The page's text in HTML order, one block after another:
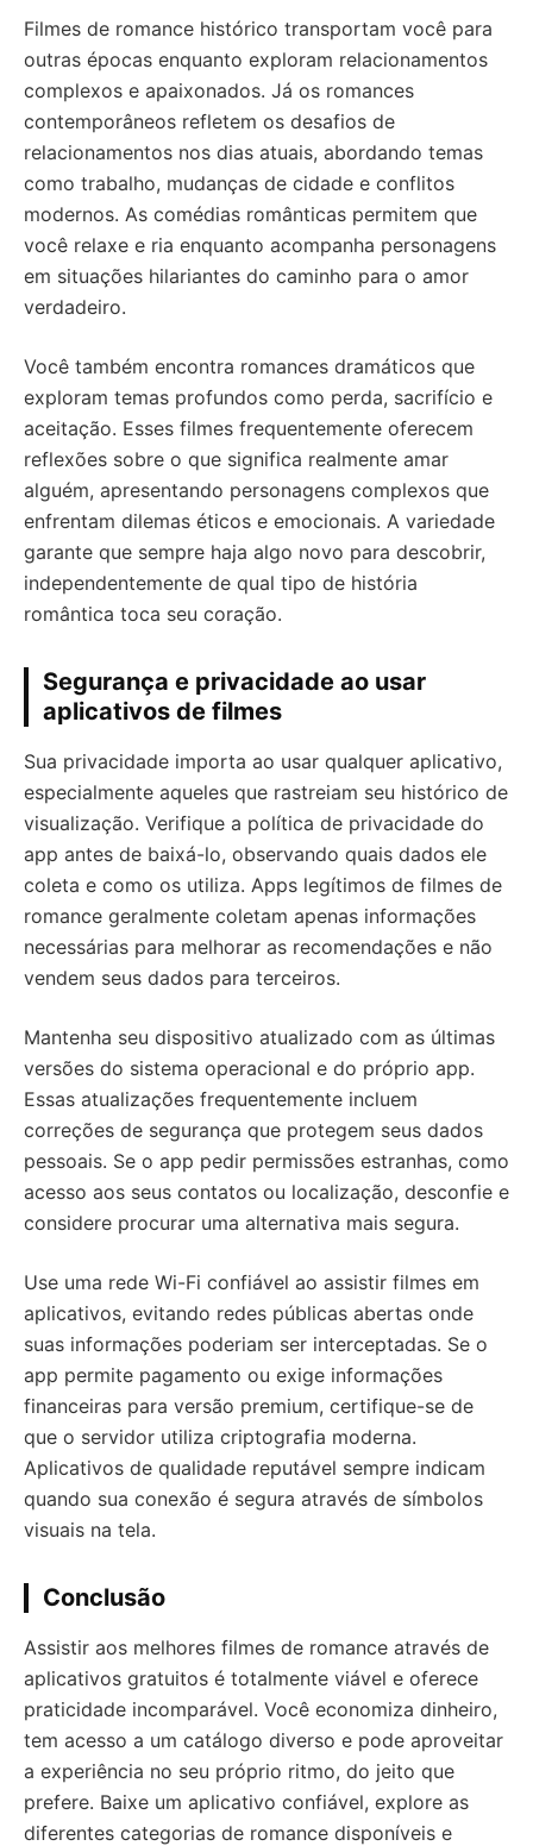
Filmes de romance histórico transportam você para
outras épocas enquanto exploram relacionamentos
complexos e apaixonados. Já os romances
contemporâneos refletem os desafios de
relacionamentos nos dias atuais, abordando temas
como trabalho, mudanças de cidade e conflitos
modernos. As comédias românticas permitem que
você relaxe e ria enquanto acompanha personagens
em situações hilariantes do caminho para o amor
verdadeiro.
Você também encontra romances dramáticos que
exploram temas profundos como perda, sacrifício e
aceitação. Esses filmes frequentemente oferecem
reflexões sobre o que significa realmente amar
alguém, apresentando personagens complexos que
enfrentam dilemas éticos e emocionais. A variedade
garante que sempre haja algo novo para descobrir,
independentemente de qual tipo de história
romântica toca seu coração.
Segurança e privacidade ao usar
aplicativos de filmes
Sua privacidade importa ao usar qualquer aplicativo,
especialmente aqueles que rastreiam seu histórico de
visualização. Verifique a política de privacidade do
app antes de baixá-lo, observando quais dados ele
coleta e como os utiliza. Apps legítimos de filmes de
romance geralmente coletam apenas informações
necessárias para melhorar as recomendações e não
vendem seus dados para terceiros.
Mantenha seu dispositivo atualizado com as últimas
versões do sistema operacional e do próprio app.
Essas atualizações frequentemente incluem
correções de segurança que protegem seus dados
pessoais. Se o app pedir permissões estranhas, como
acesso aos seus contatos ou localização, desconfie e
considere procurar uma alternativa mais segura.
Use uma rede Wi-Fi confiável ao assistir filmes em
aplicativos, evitando redes públicas abertas onde
suas informações poderiam ser interceptadas. Se o
app permite pagamento ou exige informações
financeiras para versão premium, certifique-se de
que o servidor utiliza criptografia moderna.
Aplicativos de qualidade reputável sempre indicam
quando sua conexão é segura através de símbolos
visuais na tela.
Conclusão
Assistir aos melhores filmes de romance através de
aplicativos gratuitos é totalmente viável e oferece
praticidade incomparável. Você economiza dinheiro,
tem acesso a um catálogo diverso e pode aproveitar
a experiência no seu próprio ritmo, do jeito que
prefere. Baixe um aplicativo confiável, explore as
diferentes categorias de romance disponíveis e